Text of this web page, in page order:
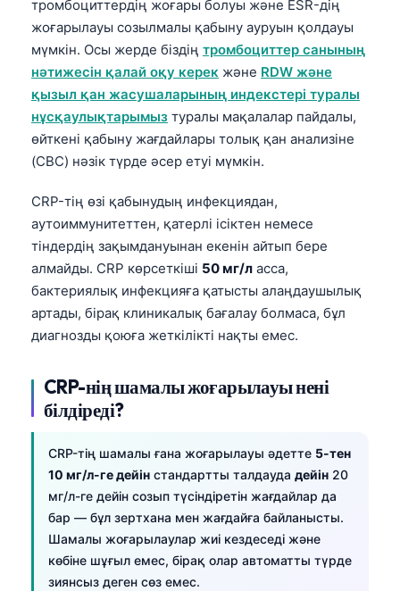
тромбоциттердің жоғары болуы және ESR-дің
жоғарылауы созылмалы қабыну ауруын қолдауы
мүмкін. Осы жерде біздің тромбоциттер санының
нәтижесін қалай оқу керек және RDW және
қызыл қан жасушаларының индекстері туралы
нұсқаулықтарымыз туралы мақалалар пайдалы,
өйткені қабыну жағдайлары толық қан анализіне
(CBC) нәзік түрде әсер етуі мүмкін.
CRP-тің өзі қабынудың инфекциядан,
аутоиммунитеттен, қатерлі ісіктен немесе
тіндердің зақымдануынан екенін айтып бере
алмайды. CRP көрсеткіші 50 мг/л асса,
бактериялық инфекцияға қатысты алаңдаушылық
артады, бірақ клиникалық бағалау болмаса, бұл
диагнозды қоюға жеткілікті нақты емес.
CRP-нің шамалы жоғарылауы нені
білдіреді?
CRP-тің шамалы ғана жоғарылауы әдетте 5-тен
10 мг/л-ге дейін стандартты талдауда дейін 20
мг/л-ге дейін созып түсіндіретін жағдайлар да
бар — бұл зертхана мен жағдайға байланысты.
Шамалы жоғарылаулар жиі кездеседі және
көбіне шұғыл емес, бірақ олар автоматты түрде
зиянсыз деген сөз емес.